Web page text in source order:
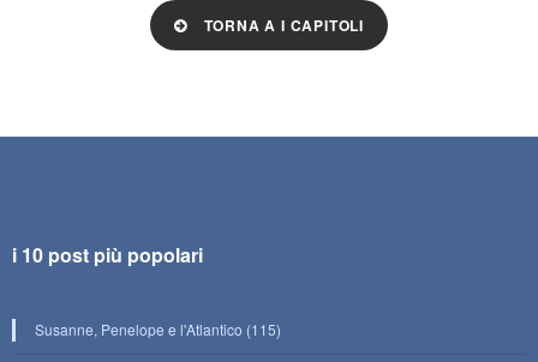
TORNA A I CAPITOLI
i 10 post più popolari
Susanne, Penelope e l'Atlantico (115)